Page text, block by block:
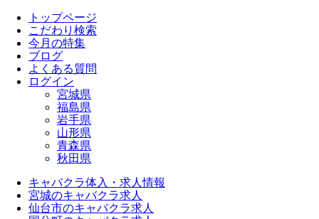
トップページ
こだわり検索
今月の特集
ブログ
よくある質問
ログイン
宮城県
福島県
岩手県
山形県
青森県
秋田県
キャバクラ体入・求人情報
宮城のキャバクラ求人
仙台市のキャバクラ求人